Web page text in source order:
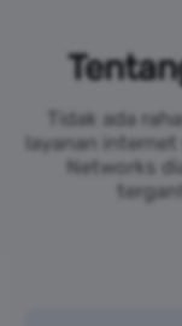
Tidak ada
layanan internet
Networks